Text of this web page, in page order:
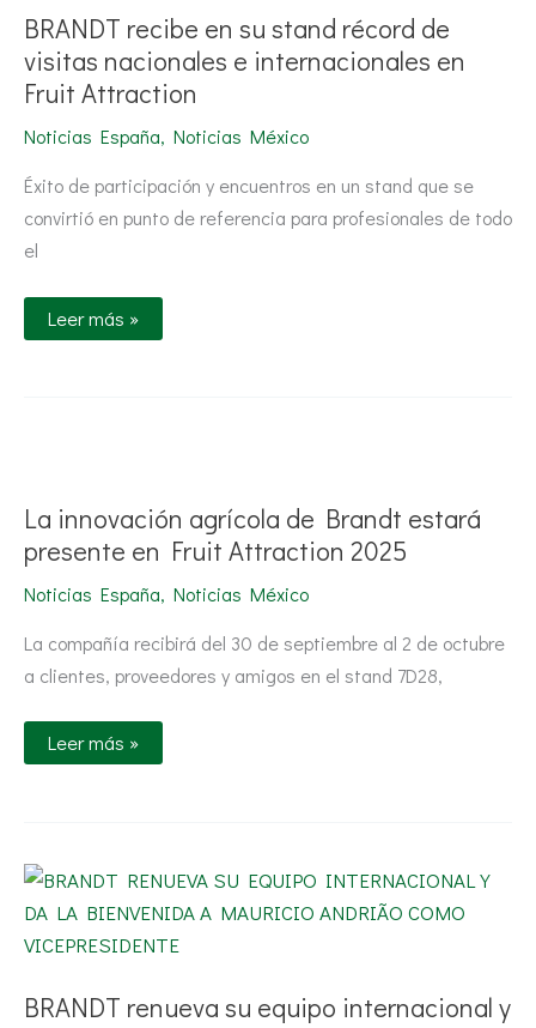
BRANDT recibe en su stand récord de
visitas nacionales e internacionales en
Fruit Attraction
Noticias España, Noticias México
Éxito de participación y encuentros en un stand que se
convirtió en punto de referencia para profesionales de todo
el
su
stand
récord
de
visitas
nacionales
e
internacionales
Fruit
Attraction
Leer más »
La innovación agrícola de Brandt estará
presente en Fruit Attraction 2025
Noticias España, Noticias México
La compañía recibirá del 30 de septiembre al 2 de octubre
a clientes, proveedores y amigos en el stand 7D28,
de
Brandt
estará
presente
Fruit
2025
Leer más »
BRANDT renueva su equipo internacional y
BRANDT
renueva
su
equipo
internacional
la